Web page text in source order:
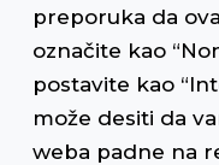
preporuka da
označite kao
postavite kao
može desiti da
weba padne na